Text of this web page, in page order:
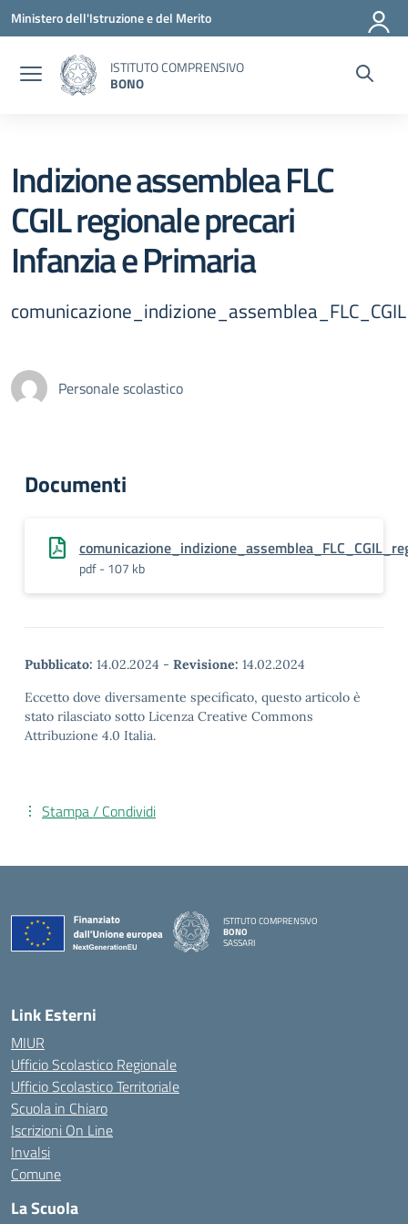
Vai ai contenuti
Vai al menu di navigazione
Vai al footer
Ministero dell'Istruzione e del Merito
ISTITUTO COMPRENSIVO
BONO
Indizione assemblea FLC
CGIL regionale precari
Infanzia e Primaria
Personale scolastico
Documenti
pdf - 107 kb
Pubblicato: 14.02.2024 - Revisione: 14.02.2024
Eccetto dove diversamente specificato, questo articolo è
stato rilasciato sotto Licenza Creative Commons
Attribuzione 4.0 Italia.
Stampa / Condividi
ISTITUTO COMPRENSIVO
BONO
SASSARI
Link Esterni
MIUR
Ufficio Scolastico Regionale
Ufficio Scolastico Territoriale
Scuola in Chiaro
Iscrizioni On Line
Invalsi
Comune
La Scuola